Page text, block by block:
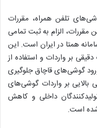
تلفن همراه، مقررات
الزام به ثبت تمامی
همتا در ایران است. این
بر واردات و استفاده از
گوشی‌های قاچاق جلوگیری
بالایی بر واردات گوشی‌های
داخلی و کاهش
است.